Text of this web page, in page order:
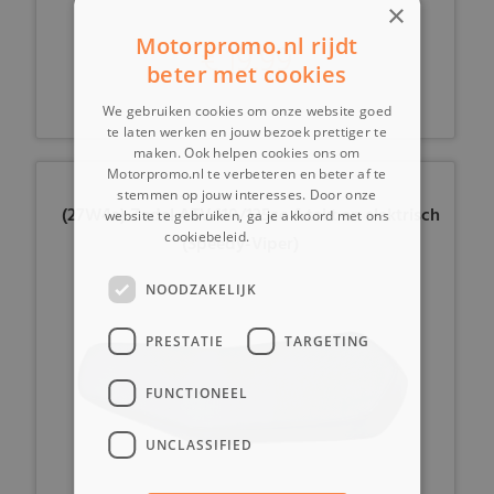
€ 19,99
(27W4a) Zadel ATV 110/125cc 4 takt en elektrisch
(Speedy-Viper)
×
Motorpromo.nl rijdt
beter met cookies
We gebruiken cookies om onze website goed
te laten werken en jouw bezoek prettiger te
maken. Ook helpen cookies ons om
Motorpromo.nl te verbeteren en beter af te
stemmen op jouw interesses. Door onze
website te gebruiken, ga je akkoord met ons
cookiebeleid.
NOODZAKELIJK
PRESTATIE TARGETING
FUNCTIONEEL
UNCLASSIFIED